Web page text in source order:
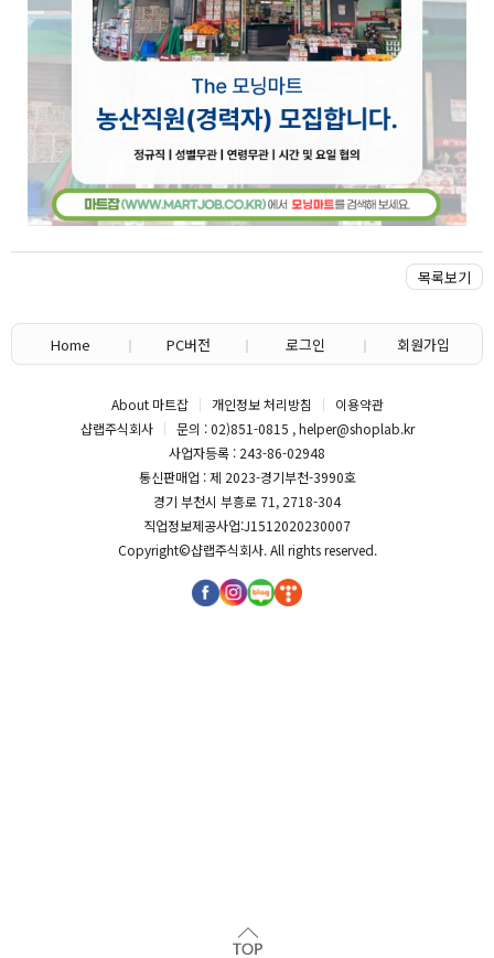
목록보기
Home PC버전 로그인 회원가입
About 마트잡 개인정보 처리방침
이용약관
샵랩주식회사
문의 : 02)851-0815 , helper@shoplab.kr
사업자등록 : 243-86-02948
통신판매업 : 제 2023-경기부천-3990호
경기 부천시 부흥로 71, 2718-304
직업정보제공사업:J1512020230007
Copyright©샵랩주식회사. All rights reserved.